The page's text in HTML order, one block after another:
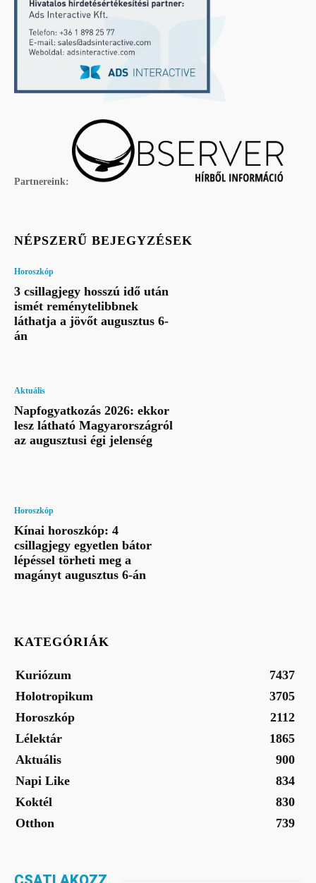
Partnereink:
NÉPSZERŰ BEJEGYZÉSEK
Horoszkóp
3 csillagjegy hosszú idő után
ismét reménytelibbnek
láthatja a jövőt augusztus 6-
án
Aktuális
Napfogyatkozás 2026: ekkor
lesz látható Magyarországról
az augusztusi égi jelenség
Horoszkóp
Kínai horoszkóp: 4
csillagjegy egyetlen bátor
lépéssel törheti meg a
magányt augusztus 6-án
KATEGÓRIÁK
Kuriózum
7437
Holotropikum
3705
Horoszkóp
2112
Lélektár
1865
Aktuális
900
Napi Like
834
Koktél
830
Otthon
739